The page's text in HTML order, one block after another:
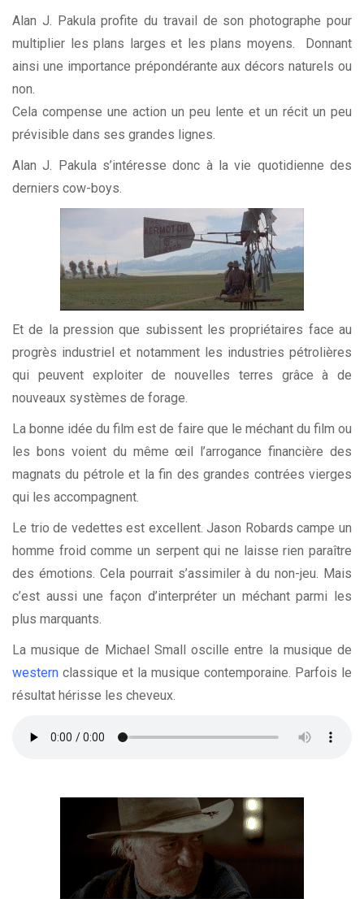
Alan J. Pakula profite du travail de son photographe pour
multiplier les plans larges et les plans moyens. Donnant
ainsi une importance prépondérante aux décors naturels ou
non.
Cela compense une action un peu lente et un récit un peu
prévisible dans ses grandes lignes.
Alan J. Pakula s’intéresse donc à la vie quotidienne des
derniers cow-boys.
Et de la pression que subissent les propriétaires face au
progrès industriel et notamment les industries pétrolières
qui peuvent exploiter de nouvelles terres grâce à de
nouveaux systèmes de forage.
La bonne idée du film est de faire que le méchant du film ou
les bons voient du même œil l’arrogance financière des
magnats du pétrole et la fin des grandes contrées vierges
qui les accompagnent.
Le trio de vedettes est excellent. Jason Robards campe un
homme froid comme un serpent qui ne laisse rien paraître
des émotions. Cela pourrait s’assimiler à du non-jeu. Mais
c’est aussi une façon d’interpréter un méchant parmi les
plus marquants.
La musique de Michael Small oscille entre la musique de
western classique et la musique contemporaine. Parfois le
résultat hérisse les cheveux.